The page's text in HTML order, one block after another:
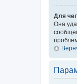
Для
Она